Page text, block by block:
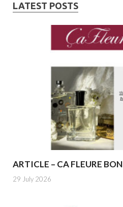
LATEST POSTS
ARTICLE – CA FLEURE BON
29 July 2026